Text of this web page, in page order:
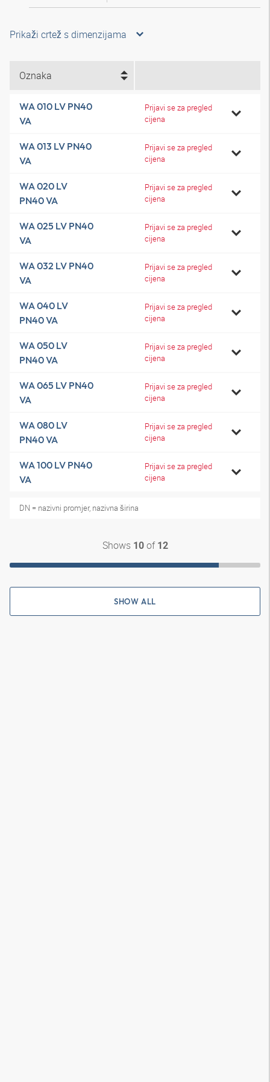
Prikaži crtež s dimenzijama
Oznaka
WA 010 LV PN40
VA
Prijavi se za pregled
cijena
WA 013 LV PN40
VA
Prijavi se za pregled
cijena
WA 020 LV
PN40 VA
Prijavi se za pregled
cijena
WA 025 LV PN40
VA
Prijavi se za pregled
cijena
WA 032 LV PN40
VA
Prijavi se za pregled
cijena
WA 040 LV
PN40 VA
Prijavi se za pregled
cijena
WA 050 LV
PN40 VA
Prijavi se za pregled
cijena
WA 065 LV PN40
VA
Prijavi se za pregled
cijena
WA 080 LV
PN40 VA
Prijavi se za pregled
cijena
WA 100 LV PN40
VA
Prijavi se za pregled
cijena
DN = nazivni promjer, nazivna širina
Shows 10of 12
SHOW ALL